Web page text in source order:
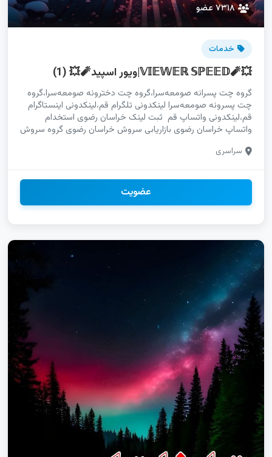
۷۳۱۸ عضو
خدمات
💥🧨𝕍𝕀𝔼𝕎𝔼ℝ 𝕊ℙ𝔼𝔼𝔻|ویور اسپید🧨💥 (1)
گروه چت پسرانه صومعه‌سرا،گروه چت دخترونه صومعه‌سرا،گروه
چت پسرونه صومعه‌سرا لینکدونی تلگرام قم،لینکدونی اینستاگرام
قم،لینکدونی واتساپ قم ثبت لینک خراسان رضوی استخدام
واتساپ خراسان رضوی بازاریابی سروش خراسان رضوی گروه سروش
چهارمحال بختیاری
چنل،آزادشهر،آق
قلا،گز،ترکمن،رامیان،کردکوی،کلاله،گالکیش،گرگان،گنبد کاووس،علی
آباد چتکده،آذربایجان شرقی،آذربایجان
کوهدشت،تبلیغات کوهدشت،فروشگاه کوهدشت،لینکده
لنجان،مبارکه،نایین،نجف‌آباد،نطنز،نیشابور گپ پسرانه رفسنجان،گپ
دخترونه رفسنجان،گپ پسرونه رفسنجان،تبلیغات رفسنجان سایت
تلگرام زنجان،سایت اینستاگرام زنجان،سایت واتساپ زنجان مختلط
سروش خراسان شمالی
سراسری
عضویت